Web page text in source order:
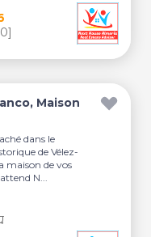
Maison
dans le
de Vélez-
maison de vos
N...